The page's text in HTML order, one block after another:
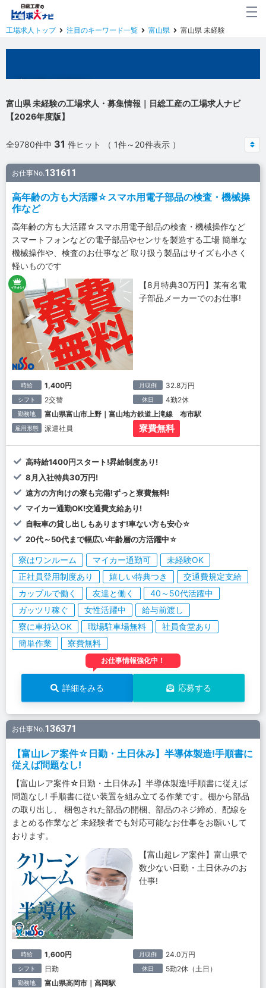
工場求人トップ 注目のキーワード一覧 富山県 富山県 未経験
富山県 未経験の工場求人・募集情報｜日総工産の工場求人ナビ
【2026年度版】
全9780件中 31 件ヒット （ 1件～20件表示 ）
お仕事No.131611
高年齢の方も大活躍☆スマホ用電子部品の検査・機械操
作など
高年齢の方も大活躍☆スマホ用電子部品の検査・機械操作など
スマートフォンなどの電子部品やセンサを製造する工場 簡単な
機械操作や、検査のお仕事など 取り扱う製品はサイズも小さく
軽いものです
【8月特典30万円】某有名電
子部品メーカーでのお仕事!
時給 1,400円 月収例 32.8万円
シフト 2交替 休日 4勤2休
勤務地 富山県富山市上野｜富山地方鉄道上滝線 布市駅
雇用形態 派遣社員 寮費無料
高時給1400円スタート!昇給制度あり!
8月入社特典30万円!
遠方の方向けの寮も完備!ずっと寮費無料!
マイカー通勤OK!交通費支給あり!
自転車の貸し出しもあります!車ない方も安心☆
20代～50代まで幅広い年齢層の方活躍中☆
寮はワンルーム マイカー通勤可
未経験OK
正社員登用制度あり
嬉しい特典つき
交通費規定支給
カップルで働く
友達と働く
40～50代活躍中
ガッツリ稼ぐ
女性活躍中
給与前渡し
寮に車持込OK
職場駐車場無料
社員食堂あり
簡単作業
寮費無料
お仕事情報強化中！
詳細をみる 応募する
お仕事No.136371
【富山レア案件☆日勤・土日休み】半導体製造!手順書に
従えば問題なし!
【富山レア案件☆日勤・土日休み】半導体製造!手順書に従えば
問題なし! 手順書に従い装置を組み立てる作業です。棚から部品
の取り出し、 梱包された部品の開梱、部品のネジ締め、配線を
まとめる作業など 未経験者でも対応可能なお仕事をお願いして
おります。
【富山超レア案件】富山県で
数少ない日勤・土日休みのお
仕事!
時給 1,600円 月収例 24.0万円
シフト 日勤 休日 5勤2休（土日）
勤務地 富山県高岡市｜高岡駅